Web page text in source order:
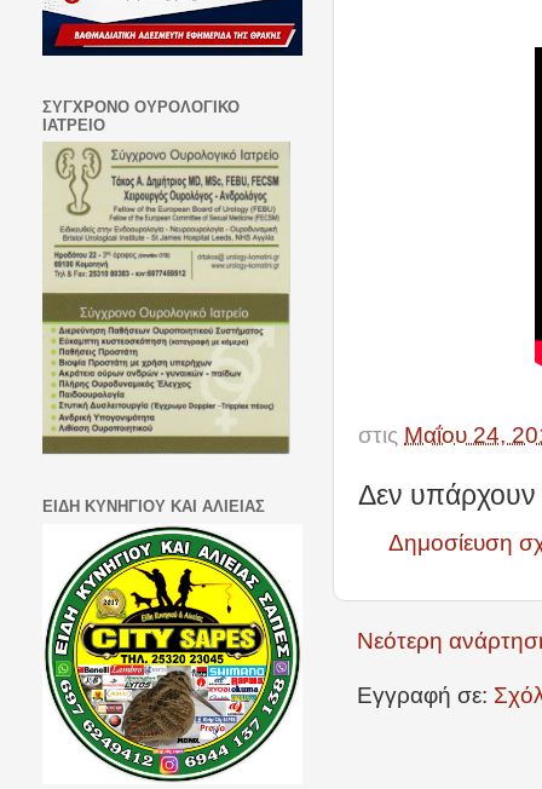
στις Μαΐου 24,
Δεν υπάρχουν
Δημοσίευση
Νεότερη
Εγγραφή σε:
ΣΥΓΧΡΟΝΟ ΟΥΡΟΛΟΓΙΚΟ
ΙΑΤΡΕΙΟ
ΕΙΔΗ ΚΥΝΗΓΙΟΥ ΚΑΙ ΑΛΙΕΙΑΣ